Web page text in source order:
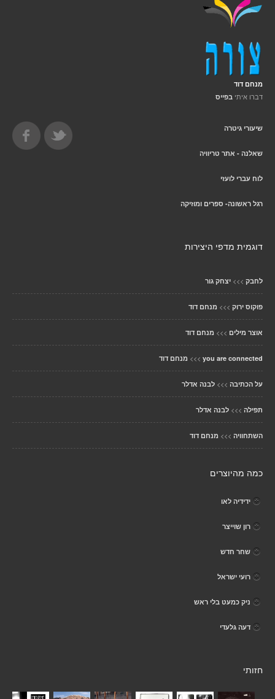
מנחם דוד
דברו איתי בפייס
שיעורי גיטרה
שאלנה - אתר טריוויה
לוח עברי לועזי
רגל ראשונה- ספרים ומוזיקה
דוגמית מדפי היצירות
לחבק >>> יצחק גור
פוקוס ירוק >>> מנחם דוד
אוצר מילים >>> מנחם דוד
you are connected
>>> מנחם דוד
על הכתיבה >>> לבנה אדלר
תפילה >>> לבנה אדלר
השתחוויה >>> מנחם דוד
כמה מהיוצרים
ידידיה לאו
רון שוייצר
שחר חדש
רועי ישראל
ניק כמעט בלי ראש
דעה גלעדי
חזותי